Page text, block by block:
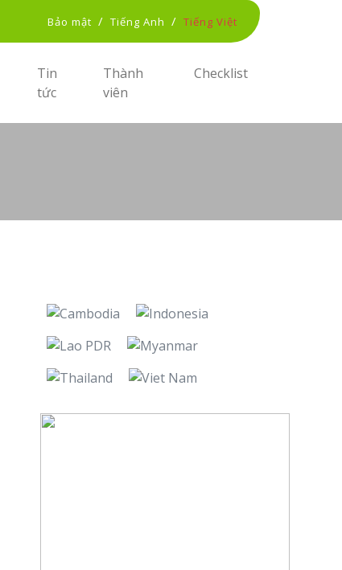
Bảo mật / Tiếng Anh / Tiếng Việt
Tin
tức
Thành
viên
Checklist